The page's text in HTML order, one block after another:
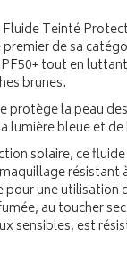
Teinté
de sa
tout en
brunes.
protège la peau
lumière bleue et
solaire, ce
résistant
une utilisation
au toucher
sensibles, est